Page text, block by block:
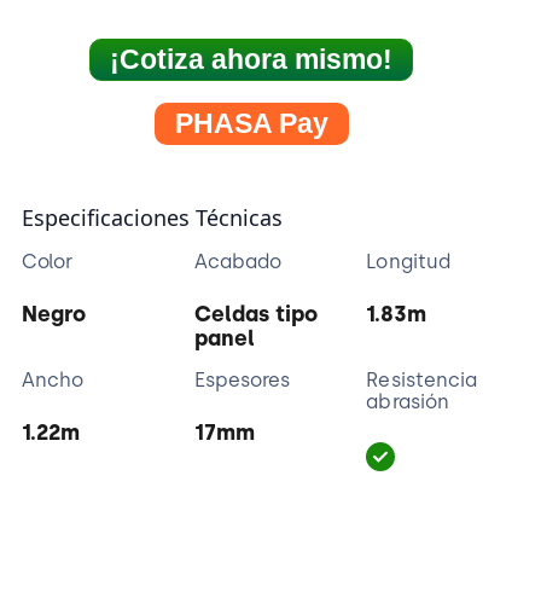
¡Cotiza ahora mismo!
PHASA Pay
Especificaciones Técnicas
Color
Negro
Acabado
Celdas tipo
panel
Longitud
1.83m
Ancho
1.22m
Espesores
17mm
Resistencia
abrasión